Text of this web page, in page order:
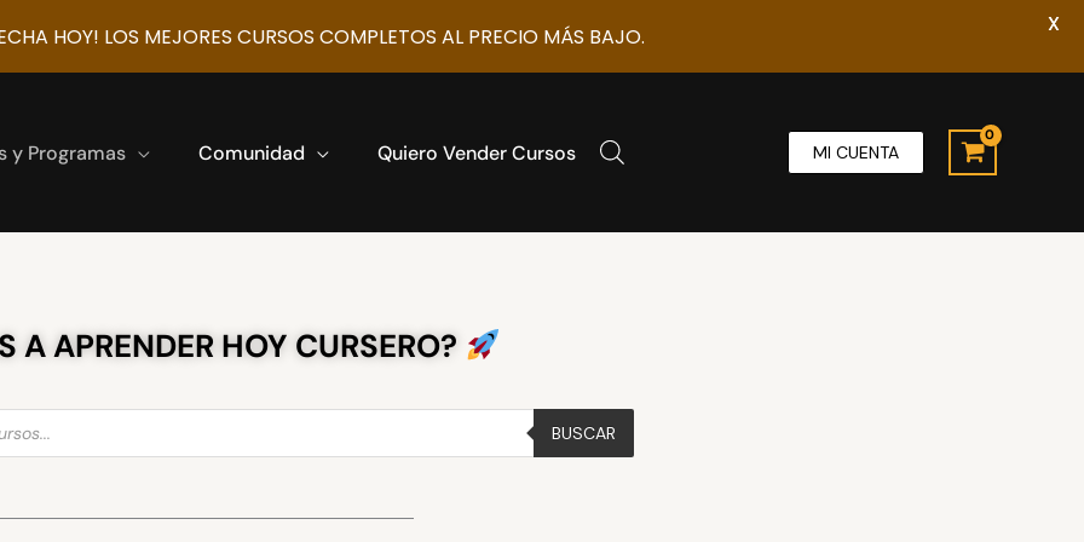
y Programas Comunidad Quiero Vender Cursos MI CUENTA
A APRENDER HOY CURSERO?
BUSCAR
HOY! LOS MEJORES CURSOS COMPLETOS AL PRECIO MÁS BAJO. X